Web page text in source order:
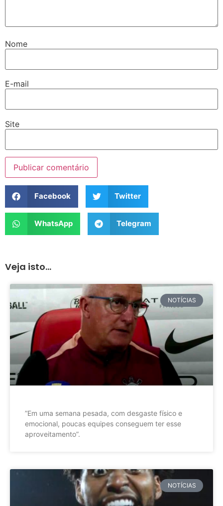
Nome
E-mail
Site
Facebook Twitter
WhatsApp Telegram
Veja isto...
NOTÍCIAS
”Em uma semana pesada, com desgaste físico e
emocional, poucas equipes conseguem ter esse
aproveitamento”.
NOTÍCIAS